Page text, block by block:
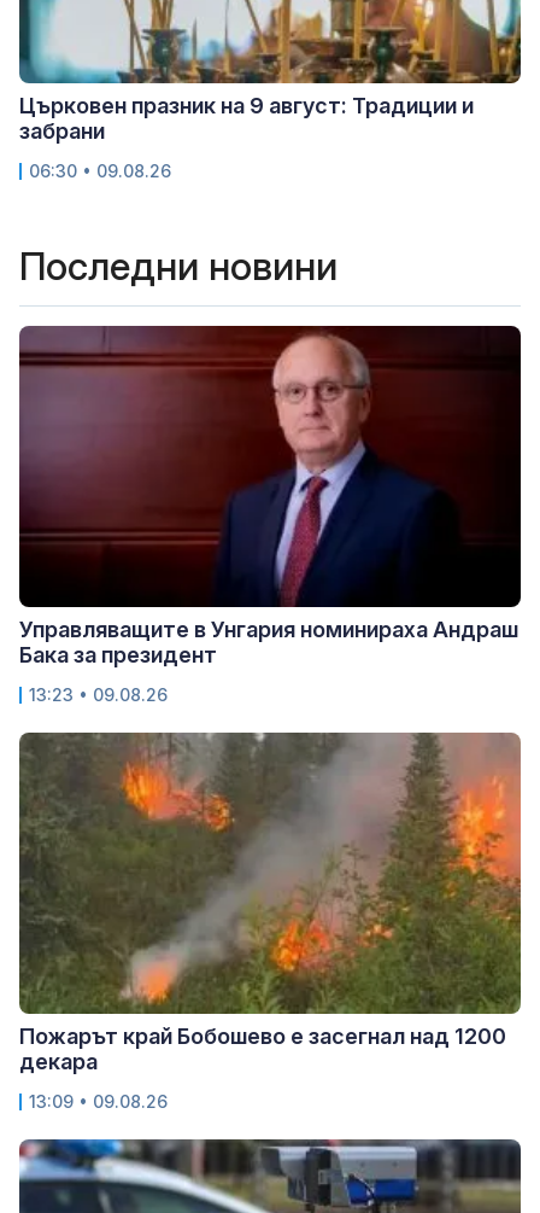
Църковен празник на 9 август: Традиции и
забрани
06:30 • 09.08.26
Последни новини
Управляващите в Унгария номинираха Андраш
Бака за президент
13:23 • 09.08.26
Пожарът край Бобошево е засегнал над 1200
декара
13:09 • 09.08.26